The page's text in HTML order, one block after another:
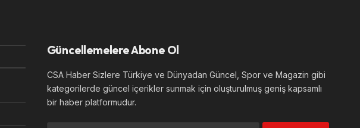
Güncellemelere Abone Ol
CSA Haber Sizlere Türkiye ve Dünyadan Güncel, Spor ve Magazin gibi
kategorilerde güncel içerikler sunmak için oluşturulmuş geniş kapsamlı
bir haber platformudur.